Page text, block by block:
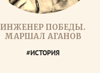
ИНЖЕНЕР ПОБЕДЫ.
МАРШАЛ АГАНОВ
#ИСТОРИЯ